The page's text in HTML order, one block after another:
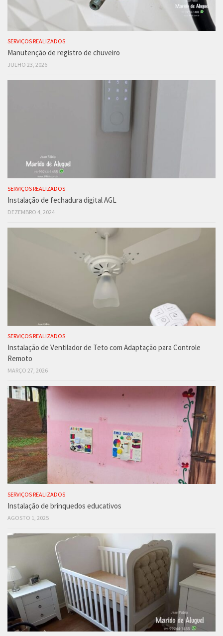
SERVIÇOS REALIZADOS
Manutenção de registro de chuveiro
JULHO 23, 2026
SERVIÇOS REALIZADOS
Instalação de fechadura digital AGL
DEZEMBRO 4, 2024
SERVIÇOS REALIZADOS
Instalação de Ventilador de Teto com Adaptação para Controle
Remoto
MARÇO 27, 2026
SERVIÇOS REALIZADOS
Instalação de brinquedos educativos
AGOSTO 1, 2025